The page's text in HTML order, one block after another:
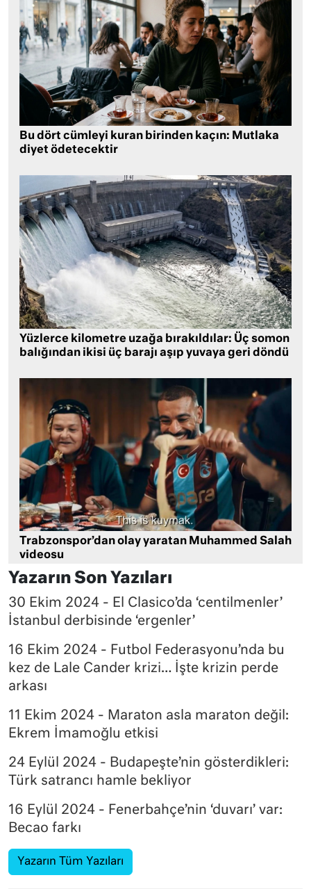
Bu dört cümleyi kuran birinden kaçın: Mutlaka
diyet ödetecektir
Yüzlerce kilometre uzağa bırakıldılar: Üç somon
balığından ikisi üç barajı aşıp yuvaya geri döndü
Trabzonspor’dan olay yaratan Muhammed Salah
videosu
Yazarın Son Yazıları
30 Ekim 2024 - El Clasico’da ‘centilmenler’
İstanbul derbisinde ‘ergenler’
16 Ekim 2024 - Futbol Federasyonu’nda bu
kez de Lale Cander krizi… İşte krizin perde
arkası
11 Ekim 2024 - Maraton asla maraton değil:
Ekrem İmamoğlu etkisi
24 Eylül 2024 - Budapeşte’nin gösterdikleri:
Türk satrancı hamle bekliyor
16 Eylül 2024 - Fenerbahçe’nin ‘duvarı’ var:
Becao farkı
Yazarın Tüm Yazıları